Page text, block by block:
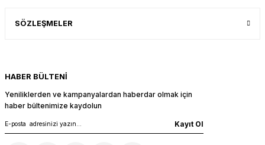
SÖZLEŞMELER
HABER BÜLTENİ
Yeniliklerden ve kampanyalardan haberdar olmak için
haber bültenimize kaydolun
Kayıt Ol